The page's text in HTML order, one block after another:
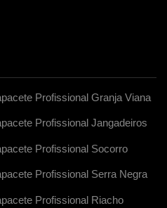
Profissional Granja Viana
Profissional Jangadeiros
Profissional Socorro
Profissional Serra Negra
Profissional Riacho